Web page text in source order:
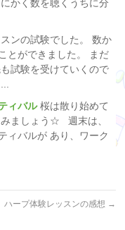
かく数を聴くうちに分
ンの試験でした。 数か
とができました。 まだ
試験を受けていくので
ィバル桜は散り始めて
ましょう☆ 週末は、
ィバルが あり、ワーク
ハープ体験レッスンの感想 →